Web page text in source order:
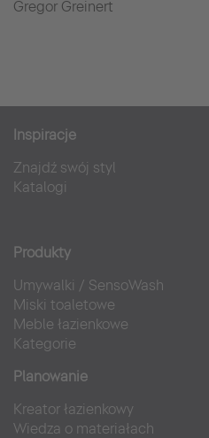
Gregor Greinert
Inspiracje
Znajdź swój styl
Katalogi
Produkty
Umywalki / SensoWash
Miski toaletowe
Meble łazienkowe
Kategorie
Planowanie
Kreator łazienkowy
Wiedza o materiałach